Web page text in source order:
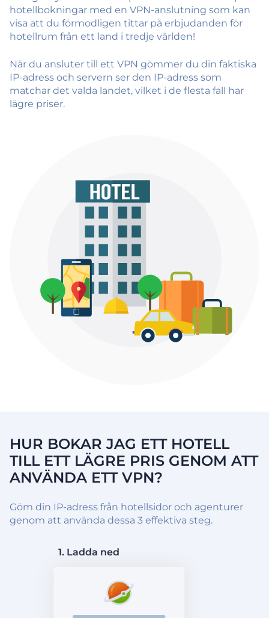
hotellbokningar med en VPN-anslutning som kan
visa att du förmodligen tittar på erbjudanden för
hotellrum från ett land i tredje världen!
När du ansluter till ett VPN gömmer du din faktiska
IP-adress och servern ser den IP-adress som
matchar det valda landet, vilket i de flesta fall har
lägre priser.
HUR BOKAR JAG ETT HOTELL
TILL ETT LÄGRE PRIS GENOM ATT
ANVÄNDA ETT VPN?
Göm din IP-adress från hotellsidor och agenturer
genom att använda dessa 3 effektiva steg.
1. Ladda ned